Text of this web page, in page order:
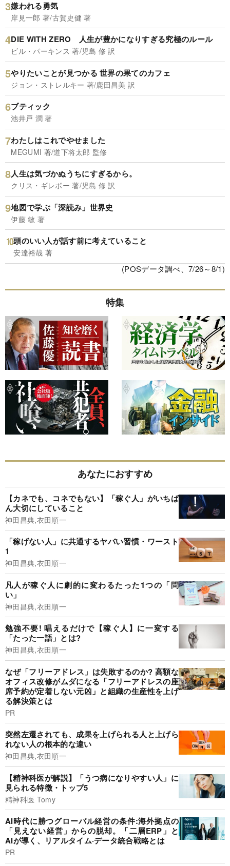
嫌われる勇気
岸見一郎 著/古賀史健 著
DIE WITH ZERO 人生が豊かになりすぎる究極のルール
ビル・パーキンス 著/児島 修 訳
やりたいことが見つかる 世界の果てのカフェ
ジョン・ストレルキー 著/鹿田昌美 訳
ブティック
池井戸 潤 著
わたしはこれでやせました
MEGUMI 著/道下将太郎 監修
人生は気づかぬうちにすぎるから。
クリス・ギレボー 著/児島 修 訳
地図で学ぶ「深読み」世界史
伊藤 敏 著
頭のいい人が話す前に考えていること
安達裕哉 著
(POSデータ調べ、7/26～8/1)
特集
あなたにおすすめ
【カネでも、コネでもない】「稼ぐ人」がいちば
ん大切にしていること
神田昌典,衣田順一
「稼げない人」に共通するヤバい習慣・ワースト
1
神田昌典,衣田順一
凡人が稼ぐ人に劇的に変わるたった1つの「問
い」
神田昌典,衣田順一
勉強不要! 唱えるだけで【稼ぐ人】に一変する
「たった一語」とは?
神田昌典,衣田順一
なぜ「フリーアドレス」は失敗するのか? 高額な
オフィス改修がムダになる「フリーアドレスの座
席予約が定着しない元凶」と組織の生産性を上げ
る解決策とは
PR
突然左遷されても、成果を上げられる人と上げら
れない人の根本的な違い
神田昌典,衣田順一
【精神科医が解説】「うつ病になりやすい人」に
見られる特徴・トップ5
精神科医 Tomy
AI時代に勝つグローバル経営の条件:海外拠点の
「見えない経営」からの脱却。「二層ERP」と
AIが導く、リアルタイム·データ統合戦略とは
PR